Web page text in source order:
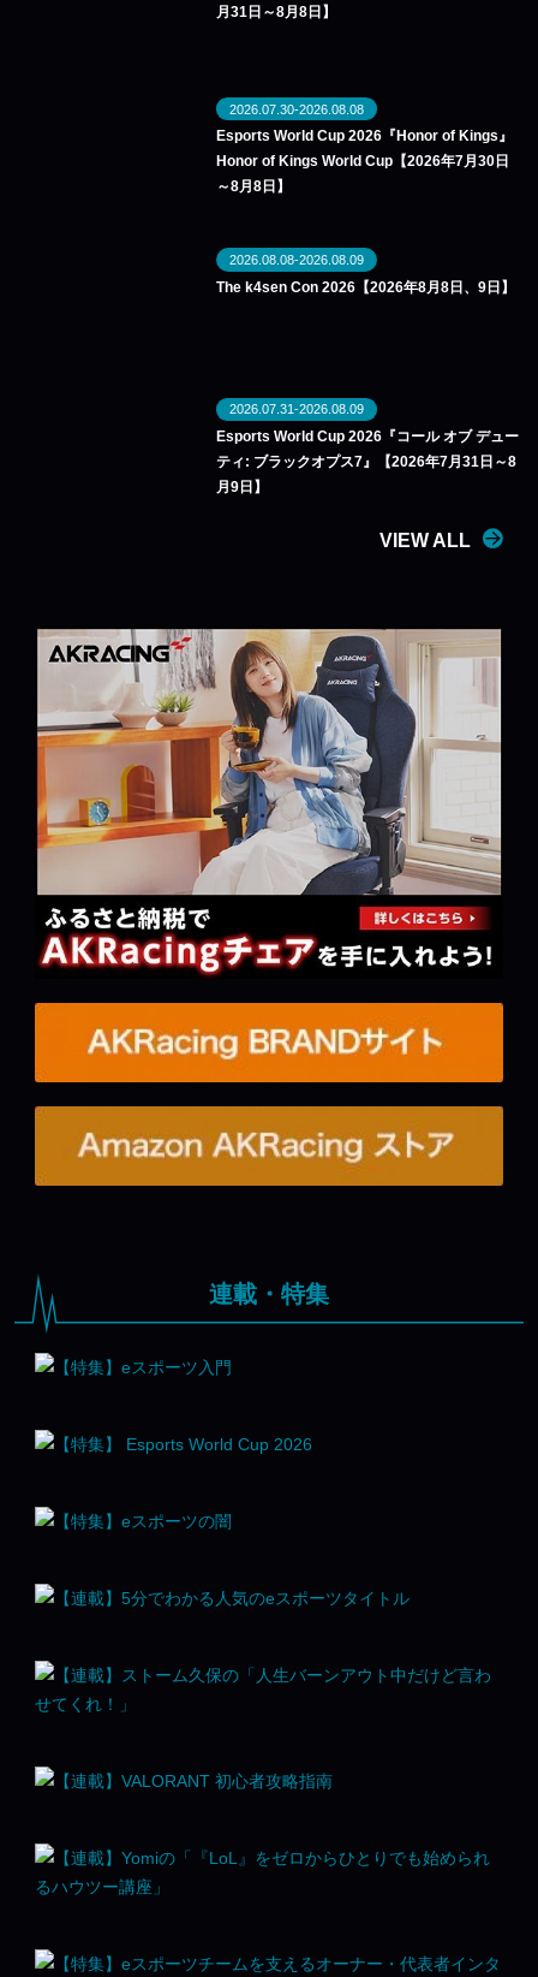
月31日～8月8日】
2026.07.30-2026.08.08
Esports World Cup 2026『Honor of Kings』
Honor of Kings World Cup【2026年7月30日
～8月8日】
2026.08.08-2026.08.09
The k4sen Con 2026【2026年8月8日、9日】
2026.07.31-2026.08.09
Esports World Cup 2026『コール オブ デュー
ティ: ブラックオプス7』【2026年7月31日～8
月9日】
VIEW ALL
連載・特集